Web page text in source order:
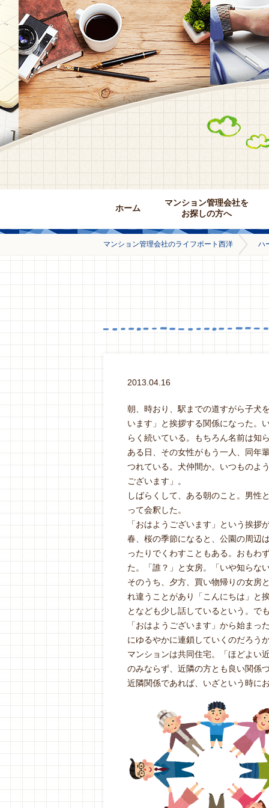
ホーム
マンション管理会社を
お探しの方へ
マンション管理会社のライフポート西洋 ハ
2013.04.16
朝、時おり、駅までの道すがら子犬
います」と挨拶する関係になった。
らく続いている。もちろん名前は知
ある日、その女性がもう一人、同年
つれている。犬仲間か。いつものよ
ございます」。
しばらくして、ある朝のこと。男性
って会釈した。
「おはようございます」という挨
春、桜の季節になると、公園の周辺
ったりでくわすこともある。おもわ
た。「誰？」と女房。「いや知らな
そのうち、夕方、買い物帰りの女房
れ違うことがあり「こんにちは」と
となども少し話しているという。で
「おはようございます」から始ま
にゆるやかに連鎖していくのだろう
マンションは共同住宅。「ほどよい
のみならず、近隣の方とも良い関係
近隣関係であれば、いざという時に